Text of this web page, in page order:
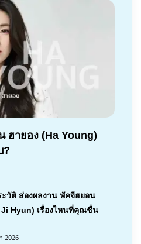
ฮายอง (Ha Young)
?
ะวัติ ส่องผลงาน พัคจีฮยอน
Ji Hyun) เรื่องไหนที่คุณชื่น
2026